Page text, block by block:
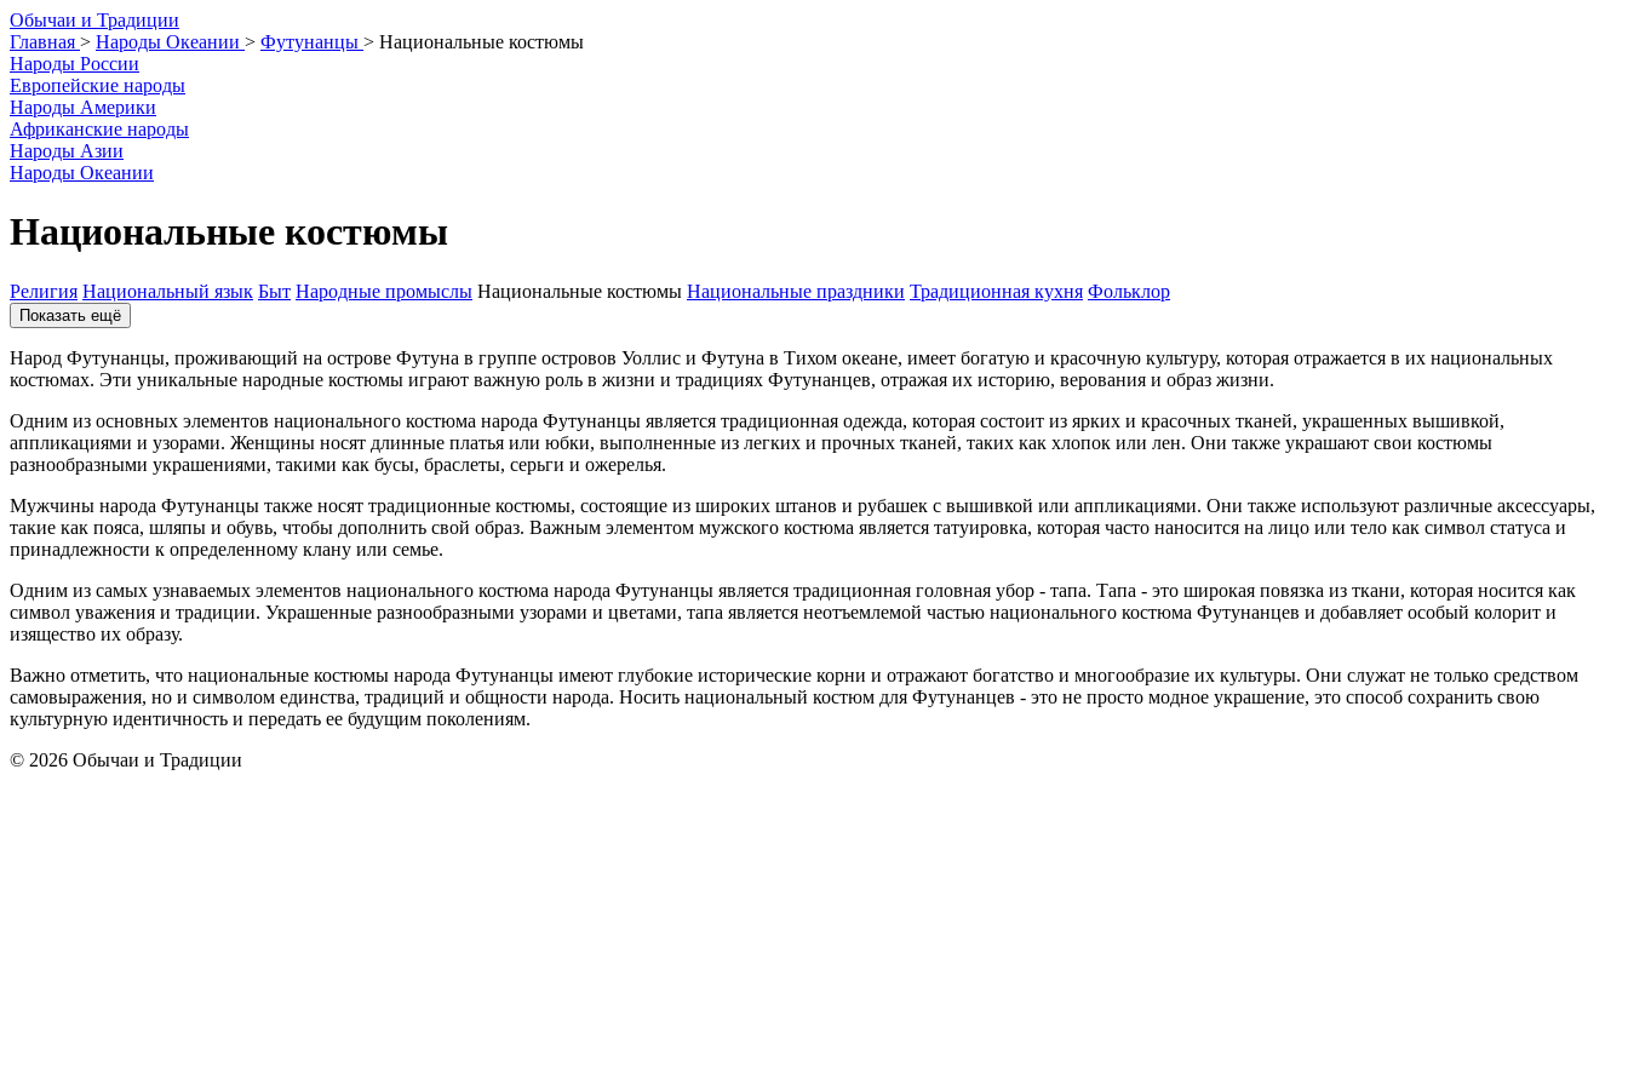
Обычаи и Традиции
Главная > Народы Океании > Футунанцы > Национальные костюмы
Народы России
Европейские народы
Народы Америки
Африканские народы
Народы Азии
Народы Океании
Национальные костюмы
Религия Национальный язык Быт Народные промыслы Национальные костюмы Национальные праздники Традиционная кухня Фольклор
Показать ещё
Народ Футунанцы, проживающий на острове Футуна в группе островов Уоллис и Футуна в Тихом океане, имеет богатую и красочную культуру, которая отражается в их национальных
костюмах. Эти уникальные народные костюмы играют важную роль в жизни и традициях Футунанцев, отражая их историю, верования и образ жизни.
Одним из основных элементов национального костюма народа Футунанцы является традиционная одежда, которая состоит из ярких и красочных тканей, украшенных вышивкой,
аппликациями и узорами. Женщины носят длинные платья или юбки, выполненные из легких и прочных тканей, таких как хлопок или лен. Они также украшают свои костюмы
разнообразными украшениями, такими как бусы, браслеты, серьги и ожерелья.
Мужчины народа Футунанцы также носят традиционные костюмы, состоящие из широких штанов и рубашек с вышивкой или аппликациями. Они также используют различные аксессуары,
такие как пояса, шляпы и обувь, чтобы дополнить свой образ. Важным элементом мужского костюма является татуировка, которая часто наносится на лицо или тело как символ статуса и
принадлежности к определенному клану или семье.
Одним из самых узнаваемых элементов национального костюма народа Футунанцы является традиционная головная убор - тапа. Тапа - это широкая повязка из ткани, которая носится как
символ уважения и традиции. Украшенные разнообразными узорами и цветами, тапа является неотъемлемой частью национального костюма Футунанцев и добавляет особый колорит и
изящество их образу.
Важно отметить, что национальные костюмы народа Футунанцы имеют глубокие исторические корни и отражают богатство и многообразие их культуры. Они служат не только средством
самовыражения, но и символом единства, традиций и общности народа. Носить национальный костюм для Футунанцев - это не просто модное украшение, это способ сохранить свою
культурную идентичность и передать ее будущим поколениям.
© 2026 Обычаи и Традиции